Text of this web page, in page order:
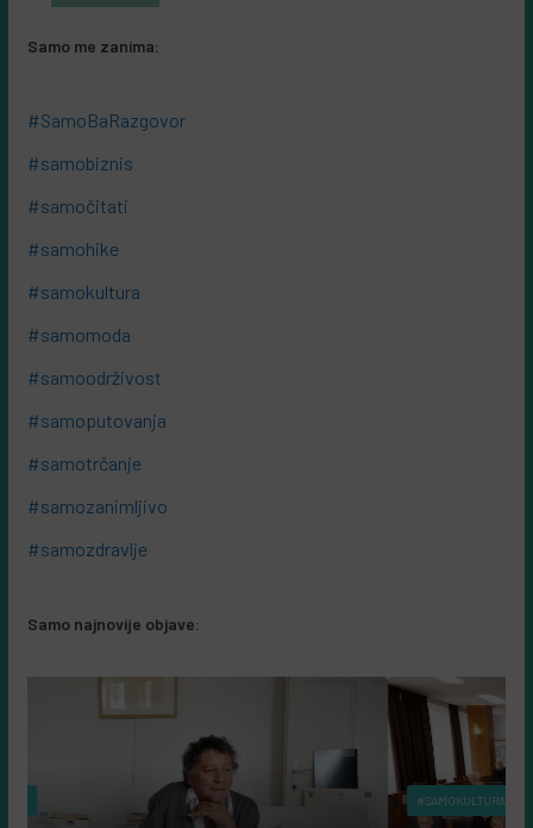
Samo me zanima:
#SamoBaRazgovor
#samobiznis
#samočitati
#samohike
#samokultura
#samomoda
#samoodrživost
#samoputovanja
#samotrčanje
#samozanimljivo
#samozdravlje
Samo najnovije objave:
#SAMOKULTURA